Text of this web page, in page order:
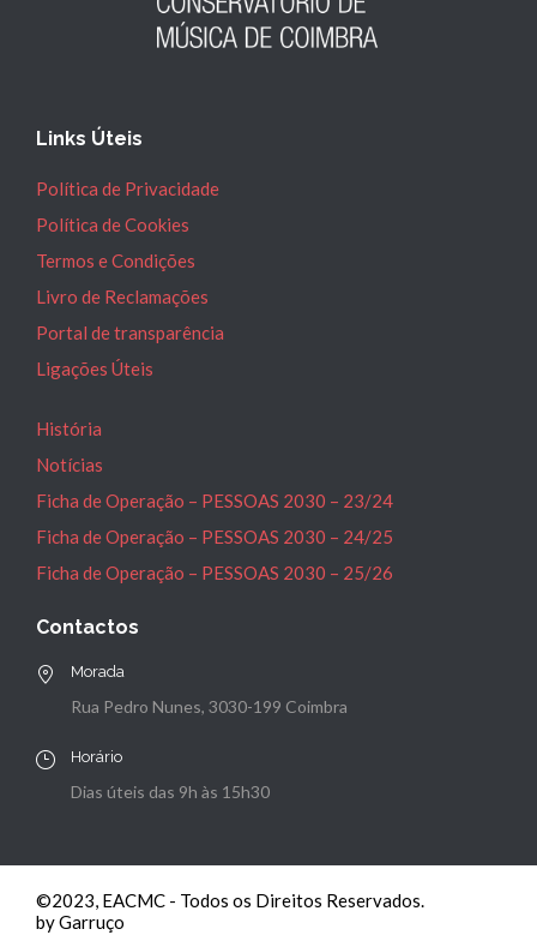
Links Úteis
Política de Privacidade
Política de Cookies
Termos e Condições
Livro de Reclamações
Portal de transparência
Ligações Úteis
História
Notícias
Ficha de Operação – PESSOAS 2030 – 23/24
Ficha de Operação – PESSOAS 2030 – 24/25
Ficha de Operação – PESSOAS 2030 – 25/26
Contactos
Morada
Rua Pedro Nunes, 3030-199 Coimbra
Horário
Dias úteis das 9h às 15h30
©2023, EACMC - Todos os Direitos Reservados.
by Garruço